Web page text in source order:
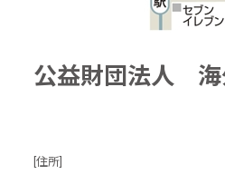
公益財団法人 海
[住所]